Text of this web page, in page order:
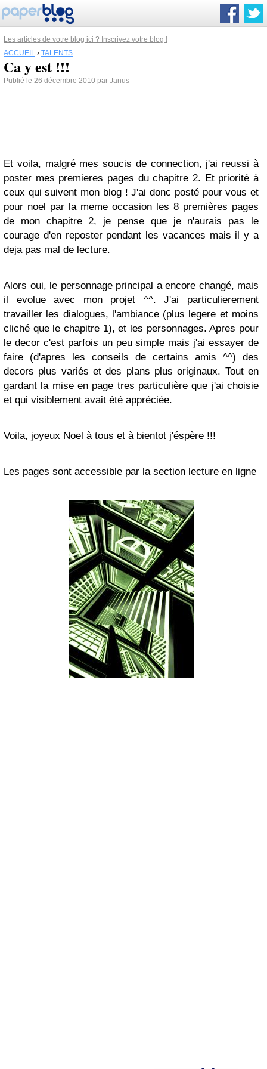
Les articles de votre blog ici ? Inscrivez votre blog !
ACCUEIL › TALENTS
Ca y est !!!
Publié le 26 décembre 2010 par Janus
Et voila, malgré mes soucis de connection, j'ai reussi à
poster mes premieres pages du chapitre 2. Et priorité à
ceux qui suivent mon blog ! J'ai donc posté pour vous et
pour noel par la meme occasion les 8 premières pages
de mon chapitre 2, je pense que je n'aurais pas le
courage d'en reposter pendant les vacances mais il y a
deja pas mal de lecture.
Alors oui, le personnage principal a encore changé, mais
il evolue avec mon projet ^^. J'ai particulierement
travailler les dialogues, l'ambiance (plus legere et moins
cliché que le chapitre 1), et les personnages. Apres pour
le decor c'est parfois un peu simple mais j'ai essayer de
faire (d'apres les conseils de certains amis ^^) des
decors plus variés et des plans plus originaux. Tout en
gardant la mise en page tres particulière que j'ai choisie
et qui visiblement avait été appréciée.
Voila, joyeux Noel à tous et à bientot j'éspère !!!
Les pages sont accessible par la section lecture en ligne